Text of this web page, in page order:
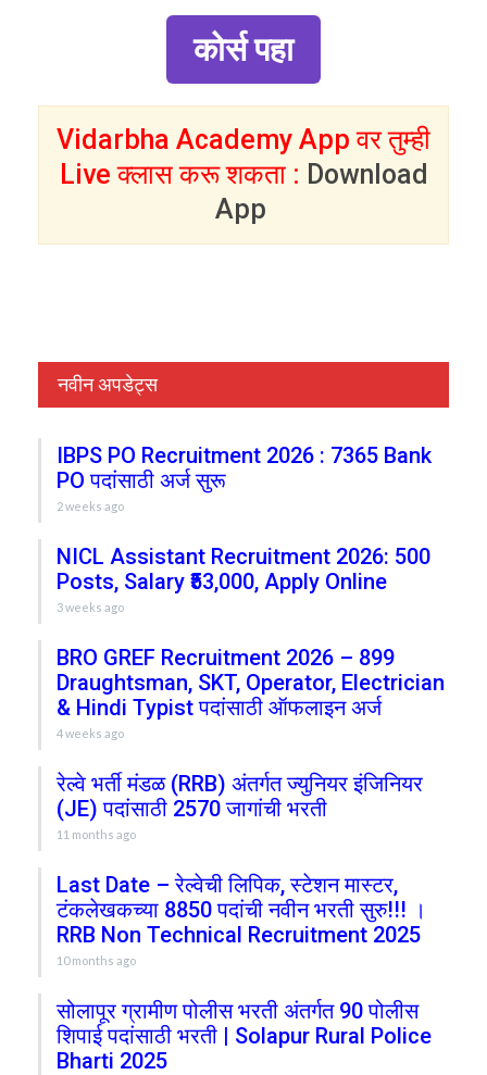
कोर्स पहा
Vidarbha Academy App वर तुम्ही
Live क्लास करू शकता : Download
App
नवीन अपडेट्स
IBPS PO Recruitment 2026 : 7365 Bank
PO पदांसाठी अर्ज सुरू
2 weeks ago
NICL Assistant Recruitment 2026: 500
Posts, Salary ₹53,000, Apply Online
3 weeks ago
BRO GREF Recruitment 2026 – 899
Draughtsman, SKT, Operator, Electrician
& Hindi Typist पदांसाठी ऑफलाइन अर्ज
4 weeks ago
रेल्वे भर्ती मंडळ (RRB) अंतर्गत ज्युनियर इंजिनियर
(JE) पदांसाठी 2570 जागांची भरती
11 months ago
Last Date – रेल्वेची लिपिक, स्टेशन मास्टर,
टंकलेखकच्या 8850 पदांची नवीन भरती सुरु!!! ।
RRB Non Technical Recruitment 2025
10 months ago
सोलापूर ग्रामीण पोलीस भरती अंतर्गत 90 पोलीस
शिपाई पदांसाठी भरती | Solapur Rural Police
Bharti 2025